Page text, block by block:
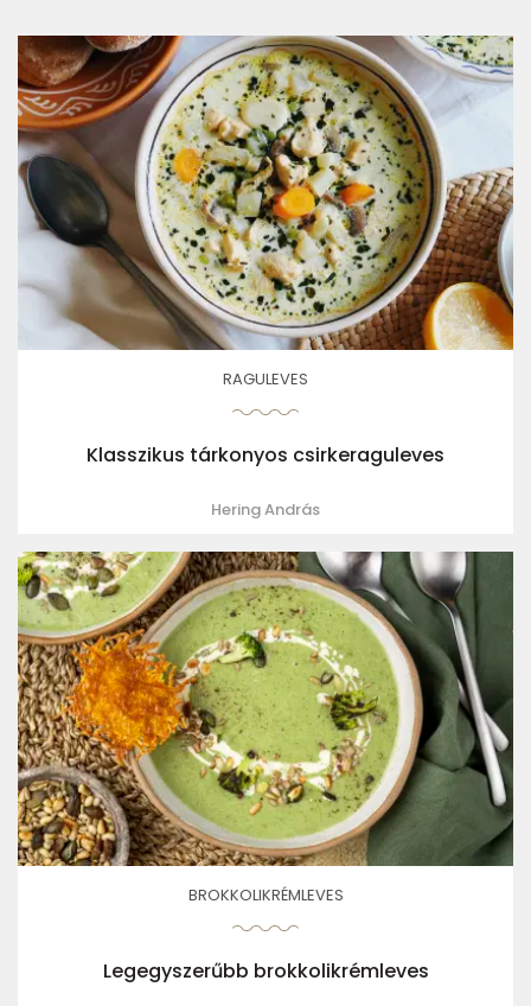
RAGULEVES
Klasszikus tárkonyos csirkeraguleves
Hering András
BROKKOLIKRÉMLEVES
Legegyszerűbb brokkolikrémleves